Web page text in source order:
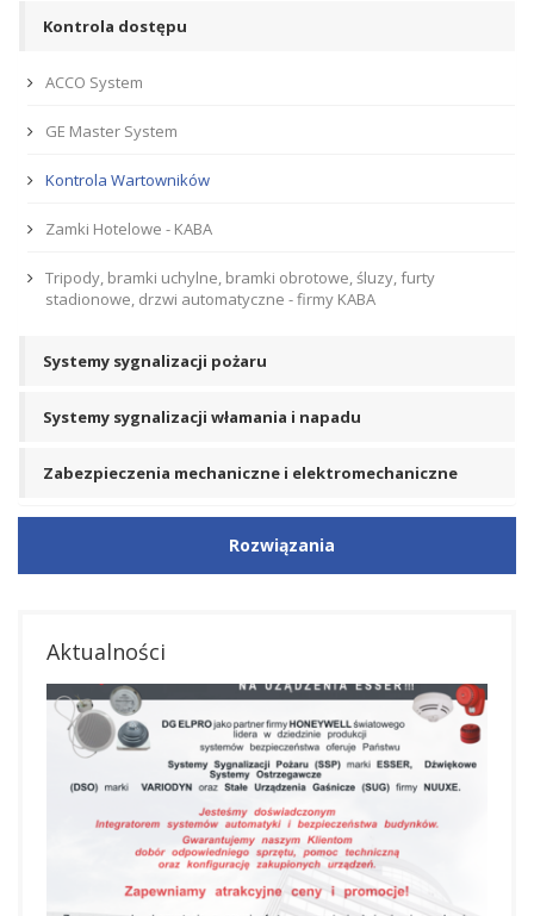
Kontrola dostępu
ACCO System
GE Master System
Kontrola Wartowników
Zamki Hotelowe - KABA
Tripody, bramki uchylne, bramki obrotowe, śluzy, furty
stadionowe, drzwi automatyczne - firmy KABA
Systemy sygnalizacji pożaru
Systemy sygnalizacji włamania i napadu
Zabezpieczenia mechaniczne i elektromechaniczne
Rozwiązania
Aktualności